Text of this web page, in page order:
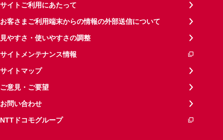
サイトご利用にあたって
お客さまご利用端末からの情報の外部送信について
見やすさ・使いやすさの調整
サイトメンテナンス情報
サイトマップ
ご意見・ご要望
お問い合わせ
NTTドコモグループ